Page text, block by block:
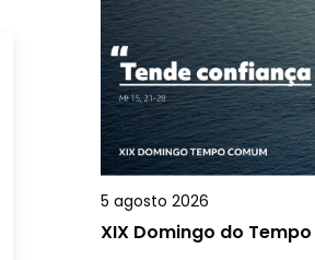
5 agosto 2026
XIX Domingo do